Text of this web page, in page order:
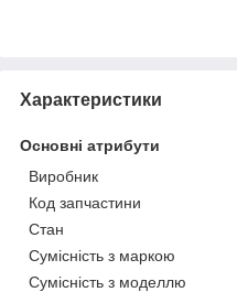
Характеристики
Основні атрибути
Виробник
Код запчастини
Стан
Сумісність з маркою
Сумісність з моделлю